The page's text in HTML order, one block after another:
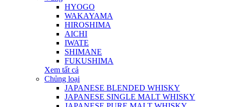
HYOGO
WAKAYAMA
HIROSHIMA
AICHI
IWATE
SHIMANE
FUKUSHIMA
Xem tất cả
Chủng loại
JAPANESE BLENDED WHISKY
JAPANESE SINGLE MALT WHISKY